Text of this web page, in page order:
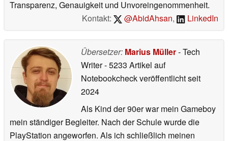
Transparenz, Genauigkeit und Unvoreingenommenheit.
Kontakt:
@AbidAhsan, LinkedIn
Übersetzer: Marius Müller- Tech
Writer- 5233 Artikel auf
Notebookcheck veröffentlichtseit
2024
Als Kind der 90er war mein Gameboy
mein ständiger Begleiter. Nach der Schule wurde die
PlayStation angeworfen. Als ich schließlich meinen